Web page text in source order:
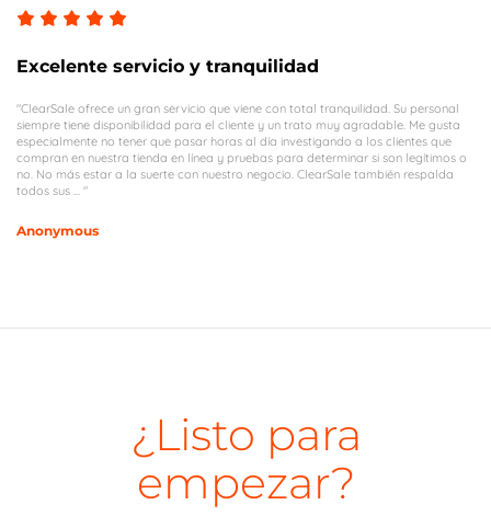
Excelente servicio y tranquilidad
"ClearSale ofrece un gran servicio que viene con total tranquilidad. Su personal
siempre tiene disponibilidad para el cliente y un trato muy agradable. Me gusta
especialmente no tener que pasar horas al día investigando a los clientes que
compran en nuestra tienda en línea y pruebas para determinar si son legítimos o
no. No más estar a la suerte con nuestro negocio. ClearSale también respalda
todos sus ... "
Anonymous
¿Listo para
empezar?